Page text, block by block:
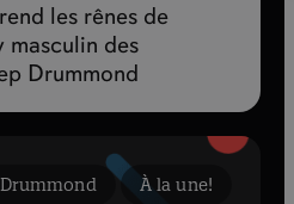
les rênes de
masculin des
Drummond
À la une!